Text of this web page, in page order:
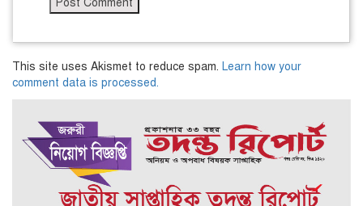
This site uses Akismet to reduce spam. Learn how your
comment data is processed.